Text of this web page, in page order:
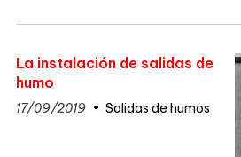
La instalación de salidas de
humo
17/09/2019 Salidas de humos